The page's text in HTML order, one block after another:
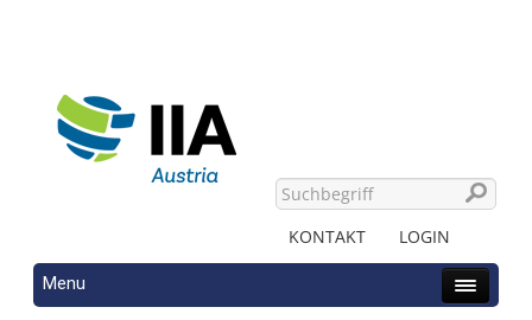
KONTAKT LOGIN
Menu